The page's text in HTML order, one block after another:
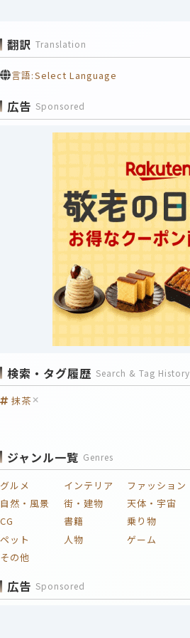
翻訳 Translation
言語:Select Language
広告 Sponsored
検索・タグ履歴 Search & Tag History
抹茶
ジャンル一覧 Genres
グルメ インテリア ファッション
自然・風景
街・建物 天体・宇宙
CG
書籍 乗り物
ペット
人物 ゲーム
その他
広告 Sponsored